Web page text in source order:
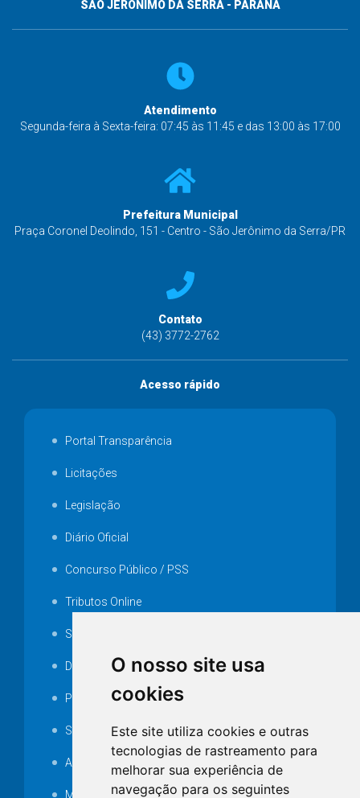
O nosso site usa
cookies
Este site utiliza cookies e outras
tecnologias de rastreamento para
melhorar sua experiência de
navegação para os seguintes
SÃO JERÔNIMO DA SERRA - PARANÁ
Atendimento
Segunda-feira à Sexta-feira: 07:45 às 11:45 e das 13:00 às 17:00
Prefeitura Municipal
Praça Coronel Deolindo, 151 - Centro - São Jerônimo da Serra/PR
Contato
(43) 3772-2762
Acesso rápido
Portal Transparência
Licitações
Legislação
Diário Oficial
Concurso Público / PSS
Tributos Online
Serviços ISS-E
Decretos
Portarias
SAMAE
Audiência pública
MANUTENÇÃO DE ILUMINAÇÃO PÚBLICA